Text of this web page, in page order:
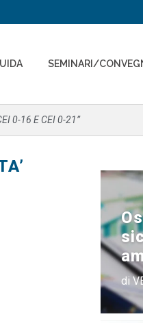
SEMINARI/
0-16 E CEI 0-21”
di